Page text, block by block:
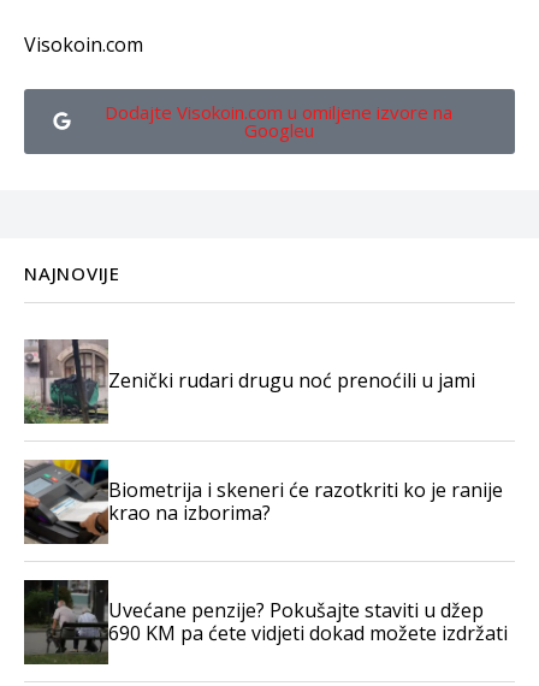
Visokoin.com
Dodajte Visokoin.com u omiljene izvore na
Googleu
NAJNOVIJE
Zenički rudari drugu noć prenoćili u jami
Biometrija i skeneri će razotkriti ko je ranije
krao na izborima?
Uvećane penzije? Pokušajte staviti u džep
690 KM pa ćete vidjeti dokad možete izdržati